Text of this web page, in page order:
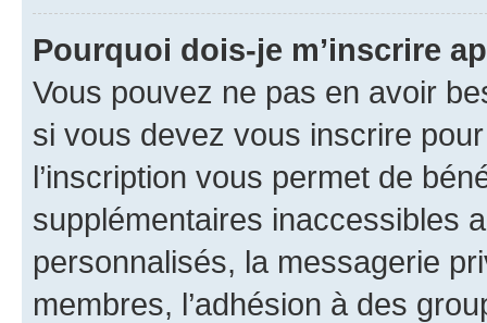
Pourquoi dois-je m’inscrire
Vous pouvez ne pas en avoir
si vous devez vous inscrire
l’inscription vous permet de
supplémentaires inaccessibles
personnalisés, la messagerie
membres, l’adhésion à des